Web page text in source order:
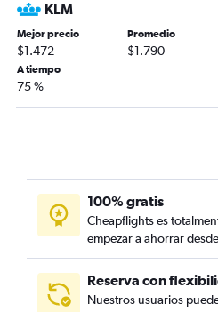
KLM
Mejor precio
$1.472
Promedio
$1.790
A tiempo
75 %
100% gratis
Cheapflights es
empezar a ahorrar
Reserva con
Nuestros usuarios